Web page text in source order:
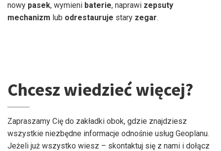
nowy pasek, wymieni baterie, naprawi zepsuty
mechanizm lub odrestauruje stary zegar.
Chcesz wiedzieć więcej?
Zapraszamy Cię do zakładki obok, gdzie znajdziesz
wszystkie niezbędne informacje odnośnie usług Geoplanu.
Jeżeli już wszystko wiesz – skontaktuj się z nami i dołącz